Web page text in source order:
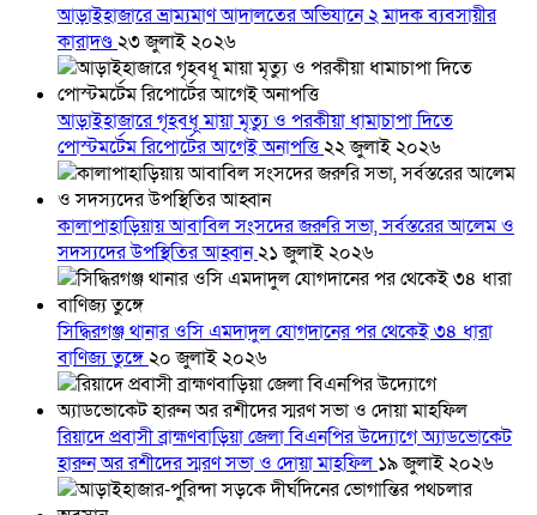
আড়াইহাজারে ভ্রাম্যমাণ আদালতের অভিযানে ২ মাদক ব্যবসায়ীর
কারাদণ্ড২৩ জুলাই ২০২৬
আড়াইহাজারে গৃহবধূ মায়া মৃত্যু ও পরকীয়া ধামাচাপা দিতে
পোস্টমর্টেম রিপোর্টের আগেই অনাপত্তি২২ জুলাই ২০২৬
কালাপাহাড়িয়ায় আবাবিল সংসদের জরুরি সভা, সর্বস্তরের আলেম ও
সদস্যদের উপস্থিতির আহ্বান২১ জুলাই ২০২৬
সিদ্ধিরগঞ্জ থানার ওসি এমদাদুল যোগদানের পর থেকেই ৩৪ ধারা
বাণিজ্য তুঙ্গে২০ জুলাই ২০২৬
রিয়াদে প্রবাসী ব্রাহ্মণবাড়িয়া জেলা বিএনপির উদ্যোগে অ্যাডভোকেট
হারুন অর রশীদের স্মরণ সভা ও দোয়া মাহফিল ১৯ জুলাই ২০২৬